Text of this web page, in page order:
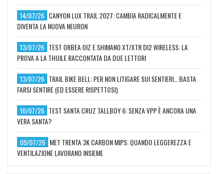
14/07/26 CANYON LUX TRAIL 2027: CAMBIA RADICALMENTE E
DIVENTA LA NUOVA NEURON
13/07/26 TEST ORBEA OIZ E SHIMANO XT/XTR DI2 WIRELESS: LA
PROVA A LA THUILE RACCONTATA DA DUE LETTORI
13/07/26 TRAIL BIKE BELL: PER NON LITIGARE SUI SENTIERI… BASTA
FARSI SENTIRE (ED ESSERE RISPETTOSI)
10/07/26 TEST SANTA CRUZ TALLBOY 6: SENZA VPP È ANCORA UNA
VERA SANTA?
09/07/26 MET TRENTA 3K CARBON MIPS: QUANDO LEGGEREZZA E
VENTILAZIONE LAVORANO INSIEME